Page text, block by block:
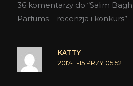
36 komentarzy do “Salim Bagh
Parfums – recenzja i konkurs”
KATTY
2017-11-15 PRZY 05:52